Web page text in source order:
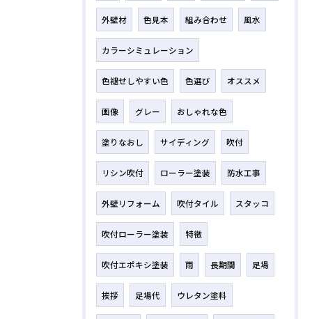
外壁材 色見本 組み合わせ 風水
カラーシミュレーション
色褪せしやすい色 色選び オススメ
画像 グレー おしゃれな色
塗りなおし サイディング 吹付
リシン吹付 ローラー塗装 防水工事
外壁リフォーム 吹付タイル スタッコ
吹付ローラー塗装 特徴
吹付エポキシ塗装 雨 長期間 足場
挨拶 足場代 ウレタン塗料